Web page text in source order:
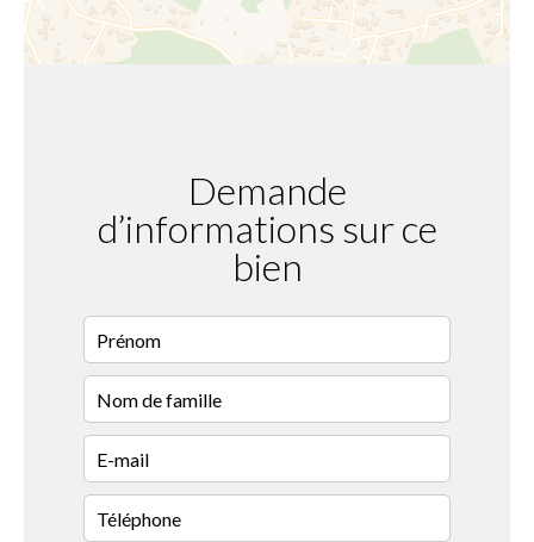
Demande
d’informations sur ce
bien